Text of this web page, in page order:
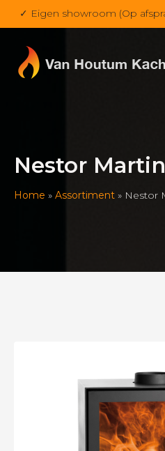
✓ Eigen showroom (Op
Nestor
Home » Assortiment » Nestor